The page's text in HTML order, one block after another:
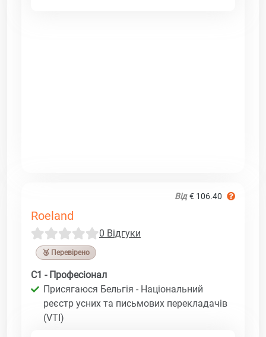
Від € 106.40
Roeland
0 Відгуки
🥉 Перевірено
C1 - Професіонал
Присягаюся Бельгія - Національний
реєстр усних та письмових перекладачів
(VTI)